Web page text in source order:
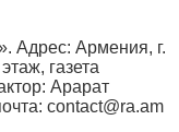
Адрес: Армения, г.
газета
Арарат
contact@ra.am